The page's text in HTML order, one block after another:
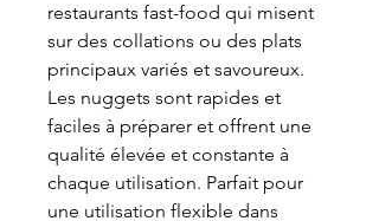
restaurants fast-food qui misent
sur des collations ou des plats
principaux variés et savoureux.
Les nuggets sont rapides et
faciles à préparer et offrent une
qualité élevée et constante à
chaque utilisation. Parfait pour
une utilisation flexible dans